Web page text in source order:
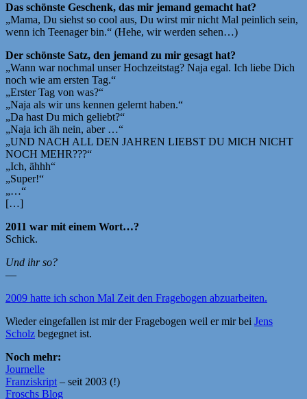
Das schönste Geschenk, das mir jemand gemacht hat?
„Mama, Du siehst so cool aus, Du wirst mir nicht Mal peinlich sein,
wenn ich Teenager bin.“ (Hehe, wir werden sehen…)
Der schönste Satz, den jemand zu mir gesagt hat?
„Wann war nochmal unser Hochzeitstag? Naja egal. Ich liebe Dich
noch wie am ersten Tag.“
„Erster Tag von was?“
„Naja als wir uns kennen gelernt haben.“
„Da hast Du mich geliebt?“
„Naja ich äh nein, aber …“
„UND NACH ALL DEN JAHREN LIEBST DU MICH NICHT
NOCH MEHR???“
„Ich, ähhh“
„Super!“
„…“
[…]
2011 war mit einem Wort…?
Schick.
Und ihr so?
—
2009 hatte ich schon Mal Zeit den Fragebogen abzuarbeiten.
Wieder eingefallen ist mir der Fragebogen weil er mir bei Jens
Scholz begegnet ist.
Noch mehr:
Journelle
Franziskript – seit 2003 (!)
Froschs Blog